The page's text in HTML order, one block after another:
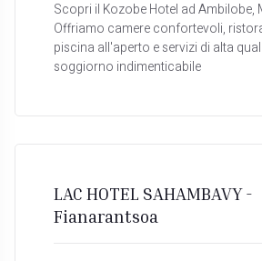
Scopri il Kozobe Hotel ad Ambilobe,
Offriamo camere confortevoli,
piscina all'aperto e servizi di alta
soggiorno indimenticabile
LAC HOTEL SAHAMBAVY -
Fianarantsoa